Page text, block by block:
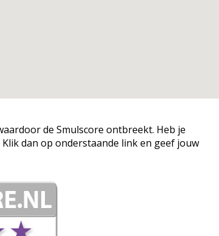
de Smulscore ontbreekt. Heb je
dan op onderstaande link en geef jouw